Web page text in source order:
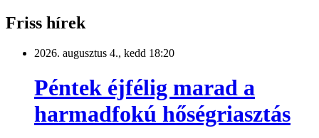
Friss hírek
2026. augusztus 4., kedd 18:20
Péntek éjfélig marad a
harmadfokú hőségriasztás